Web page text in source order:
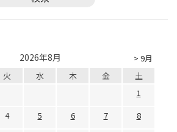
> 9月
2026年8月
火 水 木 金
土
1
4 5 6 7
8